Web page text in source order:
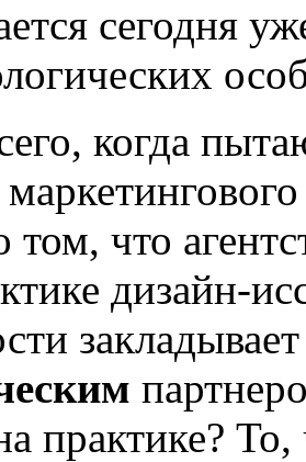
сегодня
когда
том, что
дизайн-
практике?